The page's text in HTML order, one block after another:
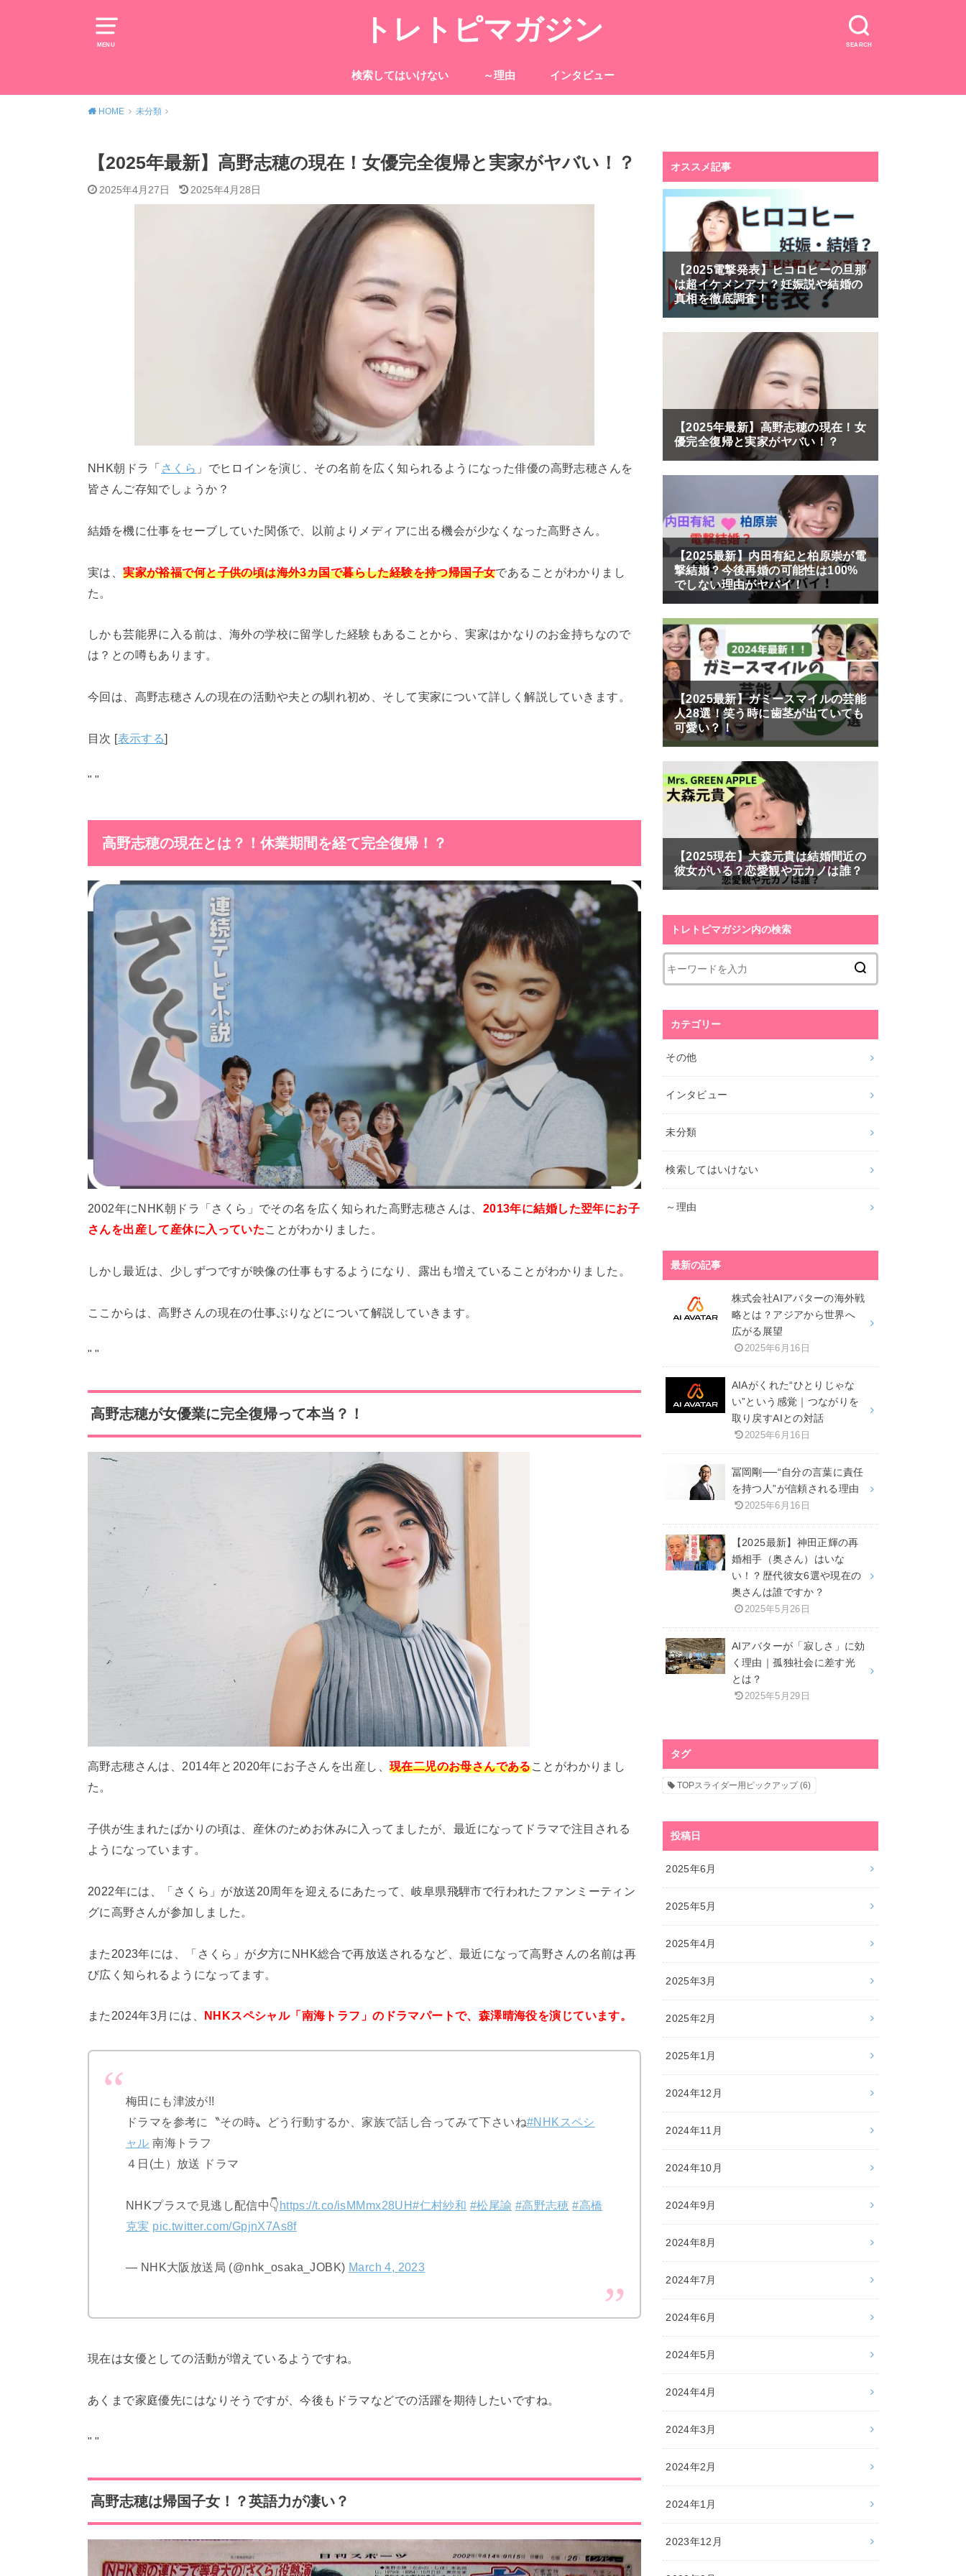
MENU SEARCH
トレトピマガジン
検索してはいけない ～理由 インタビュー
HOME 未分類
【2025年最新】高野志穂の現在！女優完全復帰と実家がヤバい！？
2025年4月27日 2025年4月28日
NHK朝ドラ「 さくら 」でヒロインを演じ、その名前を広く知られるようになった俳優の高野志穂さんを
皆さんご存知でしょうか？
結婚を機に仕事をセーブしていた関係で、以前よりメディアに出る機会が少なくなった高野さん。
実は、実家が裕福で何と子供の頃は海外3カ国で暮らした経験を持つ帰国子女であることがわかりまし
た。
しかも芸能界に入る前は、海外の学校に留学した経験もあることから、実家はかなりのお金持ちなので
は？との噂もあります。
今回は、高野志穂さんの現在の活動や夫との馴れ初め、そして実家について詳しく解説していきます。
目次 [表示する]
" "
高野志穂の現在とは？！休業期間を経て完全復帰！？
2002年にNHK朝ドラ「さくら」でその名を広く知られた高野志穂さんは、 2013年に結婚した翌年にお子
さんを出産して産休に入っていたことがわかりました。
しかし最近は、少しずつですが映像の仕事もするようになり、露出も増えていることがわかりました。
ここからは、高野さんの現在の仕事ぶりなどについて解説していきます。
" "
高野志穂が女優業に完全復帰って本当？！
高野志穂さんは、2014年と2020年にお子さんを出産し、 現在二児のお母さんであることがわかりまし
た。
子供が生まれたばかりの頃は、産休のためお休みに入ってましたが、最近になってドラマで注目される
ようになっています。
2022年には、「さくら」が放送20周年を迎えるにあたって、岐阜県飛騨市で行われたファンミーティン
グに高野さんが参加しました。
また2023年には、「さくら」が夕方にNHK総合で再放送されるなど、最近になって高野さんの名前は再
び広く知られるようになってます。
また2024年3月には、 NHKスペシャル「南海トラフ」のドラマパートで、森澤晴海役を演じています。
梅田にも津波が!!
ドラマを参考に〝その時〟どう行動するか、家族で話し合ってみて下さいね#NHKスペシ
ャル 南海トラフ
４日(土）放送 ドラマ
NHKプラスで見逃し配信中👇https://t.co/isMMmx28UH#仁村紗和 #松尾諭 #高野志穂 #高橋
克実 pic.twitter.com/GpjnX7As8f
— NHK大阪放送局 (@nhk_osaka_JOBK) March 4, 2023
現在は女優としての活動が増えているようですね。
あくまで家庭優先にはなりそうですが、今後もドラマなどでの活躍を期待したいですね。
" "
高野志穂は帰国子女！？英語力が凄い？
オススメ記事
【2025電撃発表】ヒコロヒーの旦那
は超イケメンアナ？妊娠説や結婚の
真相を徹底調査！
【2025年最新】高野志穂の現在！女
優完全復帰と実家がヤバい！？
【2025最新】内田有紀と柏原崇が電
撃結婚？今後再婚の可能性は100%
でしない理由がヤバイ！
【2025最新】ガミースマイルの芸能
人28選！笑う時に歯茎が出ていても
可愛い？！
【2025現在】大森元貴は結婚間近の
彼女がいる？恋愛観や元カノは誰？
トレトピマガジン内の検索
カテゴリー
その他
インタビュー
未分類
検索してはいけない
～理由
最新の記事
株式会社AIアバターの海外戦
略とは？アジアから世界へ
広がる展望
2025年6月16日
AIAがくれた“ひとりじゃな
い”という感覚｜つながりを
取り戻すAIとの対話
2025年6月16日
冨岡剛──“自分の言葉に責任
を持つ人”が信頼される理由
2025年6月16日
【2025最新】神田正輝の再
婚相手（奥さん）はいな
い！？歴代彼女6選や現在の
奥さんは誰ですか？
2025年5月26日
AIアバターが「寂しさ」に効
く理由｜孤独社会に差す光
とは？
2025年5月29日
タグ
TOPスライダー用ピックアップ(6)
投稿日
2025年6月
2025年5月
2025年4月
2025年3月
2025年2月
2025年1月
2024年12月
2024年11月
2024年10月
2024年9月
2024年8月
2024年7月
2024年6月
2024年5月
2024年4月
2024年3月
2024年2月
2024年1月
2023年12月